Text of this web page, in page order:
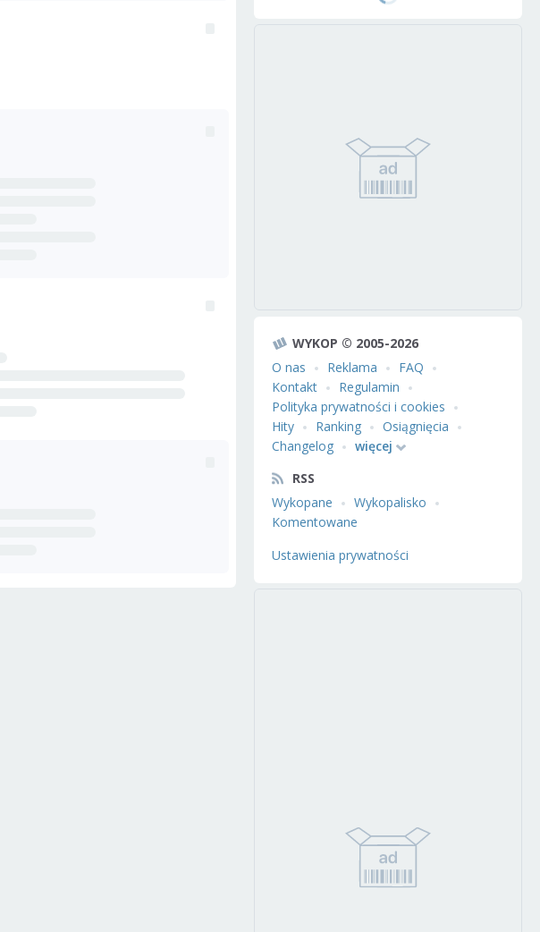
WYKOP © 2005-2026
O nas
Reklama
FAQ
Kontakt
Regulamin
Polityka prywatności i cookies
Hity
Ranking
Osiągnięcia
Changelog
więcej
RSS
Wykopane
Wykopalisko
Komentowane
Ustawienia prywatności